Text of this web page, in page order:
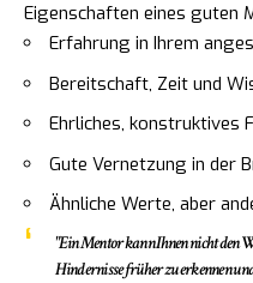
Eigenschaften eines guten
Erfahrung in Ihrem
Bereitschaft, Zeit und
Ehrliches, konstruktives
Gute Vernetzung in der
Ähnliche Werte, aber
"Ein Mentor kann Ihnen nicht den
Hindernisse früher zu erkennen